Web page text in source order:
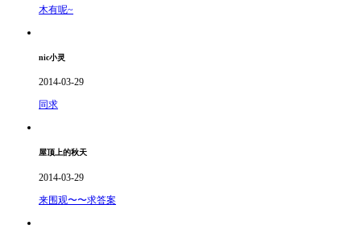
木有呢~
nic小灵
2014-03-29
同求
屋顶上的秋天
2014-03-29
来围观〜〜求答案